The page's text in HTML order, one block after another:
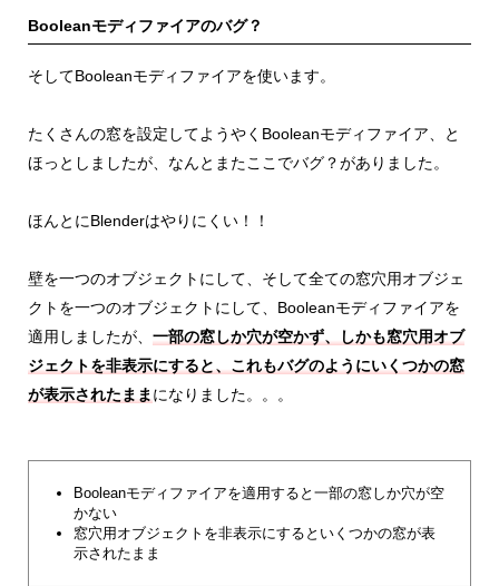
Booleanモディファイアのバグ？
そしてBooleanモディファイアを使います。
たくさんの窓を設定してようやくBooleanモディファイア、と
ほっとしましたが、なんとまたここでバグ？がありました。
ほんとにBlenderはやりにくい！！
壁を一つのオブジェクトにして、そして全ての窓穴用オブジェ
クトを一つのオブジェクトにして、Booleanモディファイアを
適用しましたが、 一部の窓しか穴が空かず、しかも窓穴用オブ
ジェクトを非表示にすると、これもバグのようにいくつかの窓
が表示されたまま になりました。。。
Booleanモディファイアを適用すると一部の窓しか穴が空
かない
窓穴用オブジェクトを非表示にするといくつかの窓が表
示されたまま